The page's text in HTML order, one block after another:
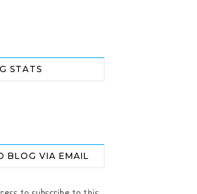
STATS
BLOG VIA EMAIL